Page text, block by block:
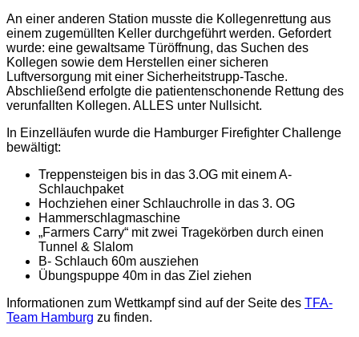
An einer anderen Station musste die Kollegenrettung aus
einem zugemüllten Keller durchgeführt werden. Gefordert
wurde: eine gewaltsame Türöffnung, das Suchen des
Kollegen sowie dem Herstellen einer sicheren
Luftversorgung mit einer Sicherheitstrupp-Tasche.
Abschließend erfolgte die patientenschonende Rettung des
verunfallten Kollegen. ALLES unter Nullsicht.
In Einzelläufen wurde die Hamburger Firefighter Challenge
bewältigt:
Treppensteigen bis in das 3.OG mit einem A-
Schlauchpaket
Hochziehen einer Schlauchrolle in das 3. OG
Hammerschlagmaschine
„Farmers Carry“ mit zwei Tragekörben durch einen
Tunnel & Slalom
B- Schlauch 60m ausziehen
Übungspuppe 40m in das Ziel ziehen
Informationen zum Wettkampf sind auf der Seite des TFA-
Team Hamburg zu finden.